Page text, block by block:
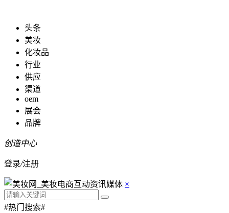
头条
美妆
化妆品
行业
供应
渠道
oem
展会
品牌
创造中心
登录/注册
×
#热门搜索#